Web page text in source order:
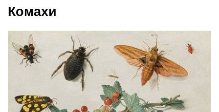
Комахи